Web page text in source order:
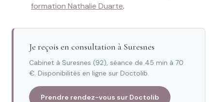
formation Nathalie Duarte.
Je reçois en consultation à Suresnes
Cabinet à Suresnes (92), séance de 45 min à 70
€. Disponibilités en ligne sur Doctolib.
Prendre rendez-vous sur Doctolib